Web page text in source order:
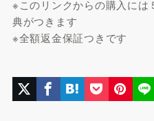
※このリンクからの購入には
典がつきます
※全額返金保証つきです